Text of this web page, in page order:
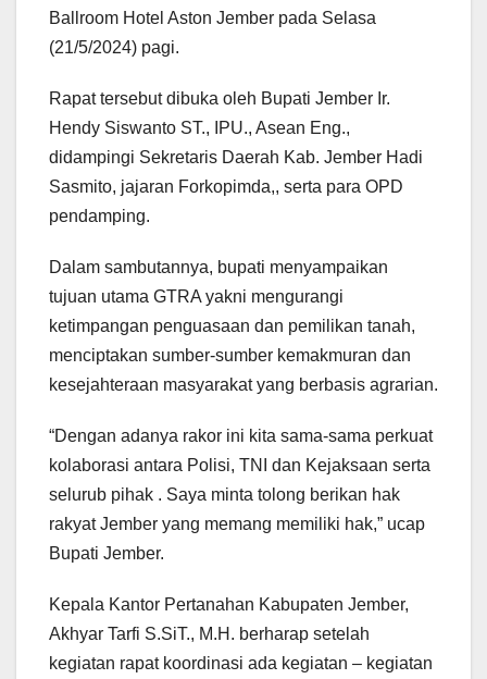
Ballroom Hotel Aston Jember pada Selasa
(21/5/2024) pagi.
Rapat tersebut dibuka oleh Bupati Jember Ir.
Hendy Siswanto ST., IPU., Asean Eng.,
didampingi Sekretaris Daerah Kab. Jember Hadi
Sasmito, jajaran Forkopimda,, serta para OPD
pendamping.
Dalam sambutannya, bupati menyampaikan
tujuan utama GTRA yakni mengurangi
ketimpangan penguasaan dan pemilikan tanah,
menciptakan sumber-sumber kemakmuran dan
kesejahteraan masyarakat yang berbasis agrarian.
“Dengan adanya rakor ini kita sama-sama perkuat
kolaborasi antara Polisi, TNI dan Kejaksaan serta
selurub pihak . Saya minta tolong berikan hak
rakyat Jember yang memang memiliki hak,” ucap
Bupati Jember.
Kepala Kantor Pertanahan Kabupaten Jember,
Akhyar Tarfi S.SiT., M.H. berharap setelah
kegiatan rapat koordinasi ada kegiatan – kegiatan